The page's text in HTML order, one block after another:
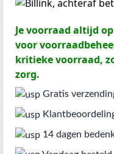
Je voorraad altijd
voor
kritieke voorraad,
zorg.
Gratis
14 dagen